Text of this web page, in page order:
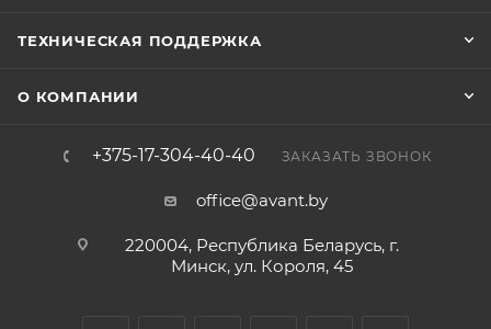
ТЕХНИЧЕСКАЯ ПОДДЕРЖКА
О КОМПАНИИ
+375-17-304-40-40 ЗАКАЗАТЬ ЗВОНОК
office@avant.by
220004, Республика Беларусь, г.
Минск, ул. Короля, 45